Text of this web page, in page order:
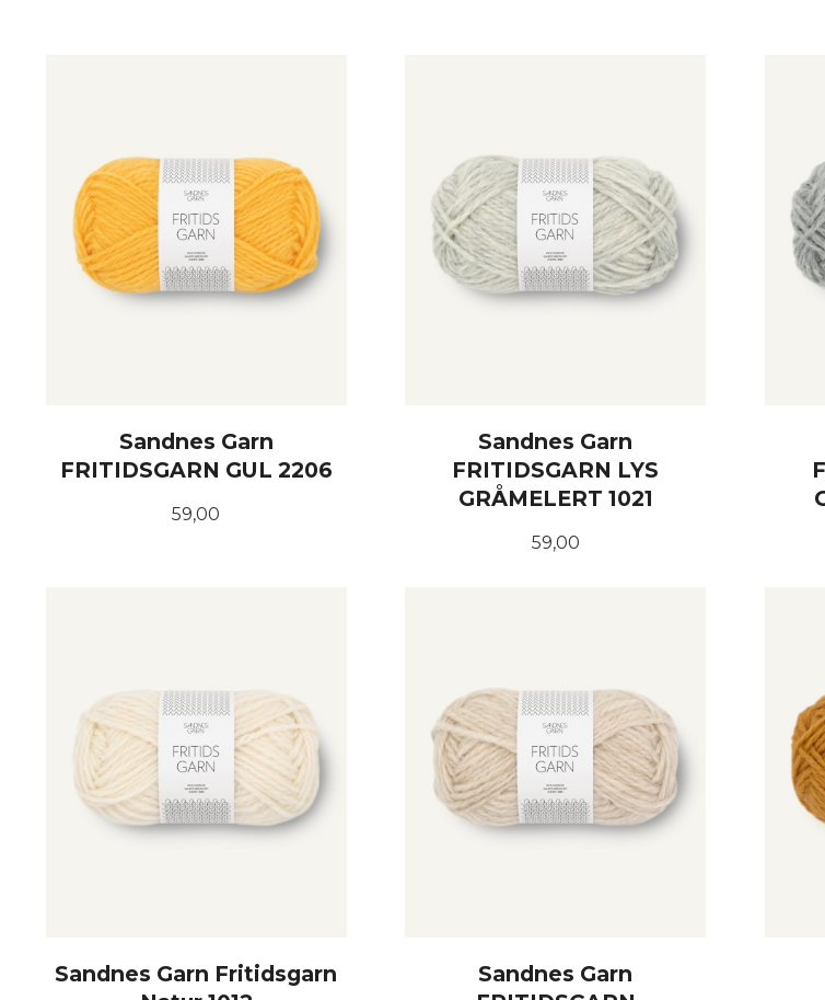
Sandnes Garn
FRITIDSGARN GUL 2206
Pris
59,00
Sandnes Garn
FRITIDSGARN LYS
GRÅMELERT 1021
Pris
59,00
Sandnes Garn Fritidsgarn
Sandnes Garn